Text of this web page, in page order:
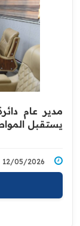
مدير عام
يستقبل
12/05/2026 - 02:01 صباحًا